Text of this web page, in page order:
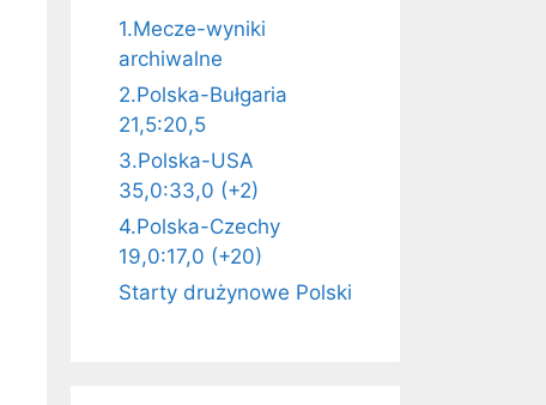
1.Mecze-wyniki
archiwalne
2.Polska-Bułgaria
21,5:20,5
3.Polska-USA
35,0:33,0 (+2)
4.Polska-Czechy
19,0:17,0 (+20)
Starty drużynowe Polski